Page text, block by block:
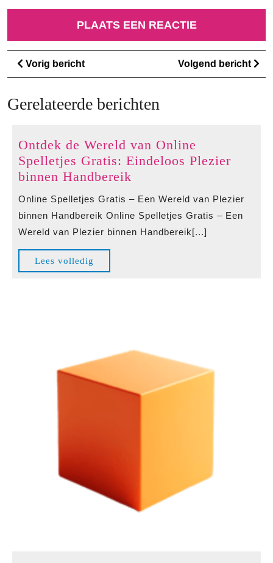
Berichtnavigatie
Vorig berichtVorig
bericht
Volgend bericht
Gerelateerde berichten
Ontdek de Wereld van Online
Spelletjes Gratis: Eindeloos Plezier
binnen Handbereik
de
van
Online
Online Spelletjes Gratis – Een Wereld van Plezier
binnen Handbereik Online Spelletjes Gratis – Een
Wereld van Plezier binnen Handbereik[...]
Lees volledig
volledig